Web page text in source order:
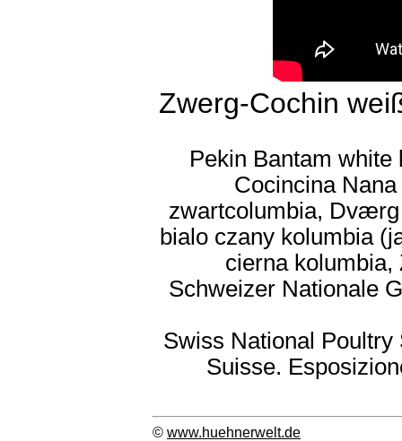
Zwerg-Cochin
Pekin Bantam
Cocincina
zwartcolumbia,
bialo czany kolumbia
cierna kolumbia,
Schweizer Nationale
Swiss National
Suisse.
© www.huehnerwelt.de